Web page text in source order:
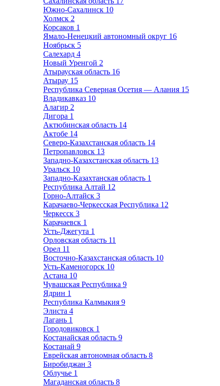
Южно-Сахалинск 10
Холмск 2
Корсаков 1
Ямало-Ненецкий автономный округ 16
Ноябрьск 5
Салехард 4
Новый Уренгой 2
Атырауская область 16
Атырау 15
Республика Северная Осетия — Алания 15
Владикавказ 10
Алагир 2
Дигора 1
Актюбинская область 14
Актобе 14
Северо-Казахстанская область 14
Петропавловск 13
Западно-Казахстанская область 13
Уральск 10
Западно-Казахтанская область 1
Республика Алтай 12
Горно-Алтайск 3
Карачаево-Черкесская Республика 12
Черкесск 3
Карачаевск 1
Усть-Джегута 1
Орловская область 11
Орел 11
Восточно-Казахстанская область 10
Усть-Каменогорск 10
Астана 10
Чувашская Республика 9
Ядрин 1
Республика Калмыкия 9
Элиста 4
Лагань 1
Городовиковск 1
Костанайская область 9
Костанай 9
Еврейская автономная область 8
Биробиджан 3
Облучье 1
Магаданская область 8